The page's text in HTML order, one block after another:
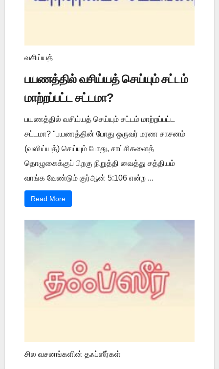
வசிய்யத்
பயணத்தில் வசிய்யத் செய்யும் சட்டம்
மாற்றப்பட்ட சட்டமா?
பயணத்தில் வசிய்யத் செய்யும் சட்டம் மாற்றப்பட்ட
சட்டமா? "பயணத்தின் போது ஒருவர் மரண சாசனம்
(வஸிய்யத்) செய்யும் போது, சாட்சிகளைத்
தொழுகைக்குப் பிறகு நிறுத்தி வைத்து சத்தியம்
வாங்க வேண்டும் குர்ஆன் 5:106 என்ற ...
Read More
சில வசனங்களின் தஃப்ஸீர்கள்